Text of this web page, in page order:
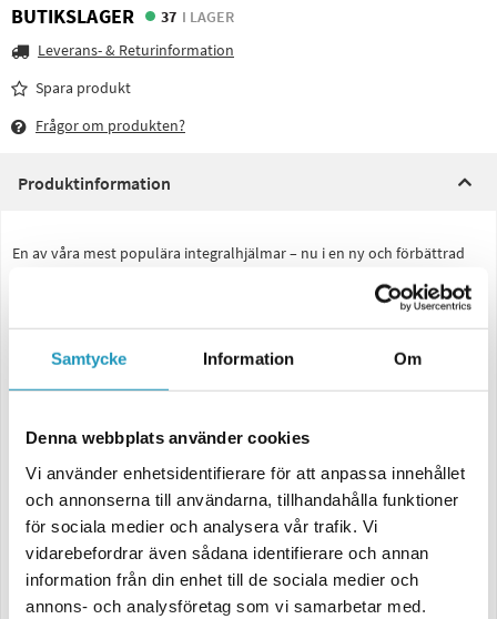
Samtycke Information Om
Denna webbplats använder cookies
Vi använder enhetsidentifierare för att anpassa innehållet
och annonserna till användarna, tillhandahålla funktioner
för sociala medier och analysera vår trafik. Vi
vidarebefordrar även sådana identifierare och annan
information från din enhet till de sociala medier och
annons- och analysföretag som vi samarbetar med.
BUTIKSLAGER 37 I LAGER
Leverans- & Returinformation
Spara produkt
Frågor om produkten?
Produktinformation
En av våra mest populära integralhjälmar – nu i en ny och förbättrad
och passar lika bra för daglig pendling som för längre turer.
Smidig, lätt och mycket prisvärd. Med ett skal i LS2:s egenutvecklade
HPTT-kompositmaterial får du hög slitstyrka och pålitligt skydd utan
att offra komforten. Vikten på cirka 1 350 gram gör att hjälmen känns
nästan obefintlig även efter timmar i sadeln.
Finns i tre skalstorlekar (2XS–S, M–L samt XL–3XL) för optimal passform
och proportioner. Tillgänglig i snygg mattsvart och solid vit.
Data:
Skal i HPTT-komposit – lätt, starkt och hållbart
Reptåligt och UV-resistent klart visir med quick release-system
Förberett för Pinlock® 70 MaxVision™
Andningsdeflektorn håller visiret imfritt
Avtagbart, tvättbart och ventilerande komfortfoder – hypoallergent